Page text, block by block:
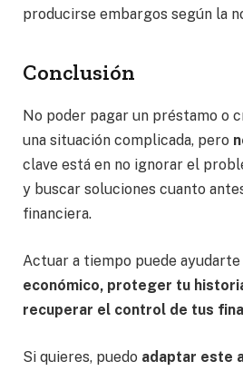
producirse embargos según la
Conclusión
No poder pagar un préstamo o
una situación complicada, pero
clave está en no ignorar el
y buscar soluciones cuanto
financiera.
Actuar a tiempo puede ayudarte
económico, proteger tu
recuperar el control de tus
Si quieres, puedo adaptar este